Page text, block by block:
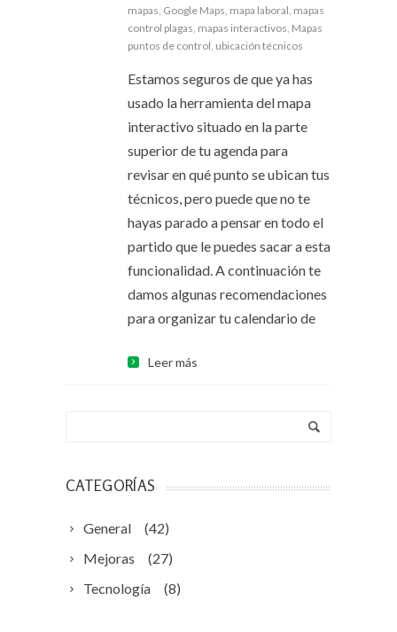
mapas, Google Maps, mapa laboral, mapas
control plagas, mapas interactivos, Mapas
puntos de control, ubicación técnicos
Estamos seguros de que ya has
usado la herramienta del mapa
interactivo situado en la parte
superior de tu agenda para
revisar en qué punto se ubican tus
técnicos, pero puede que no te
hayas parado a pensar en todo el
partido que le puedes sacar a esta
funcionalidad. A continuación te
damos algunas recomendaciones
para organizar tu calendario de
Leer más
CATEGORÍAS
General
(42)
Mejoras
(27)
Tecnología
(8)